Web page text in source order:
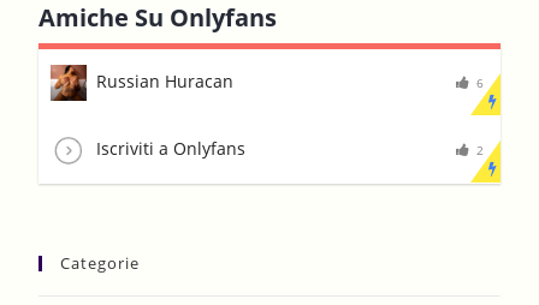
Amiche Su Onlyfans
Russian Huracan 6
Iscriviti a Onlyfans 2
Categorie